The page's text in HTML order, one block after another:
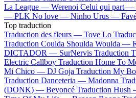
La League — Werenoi Celui qui part —
— PLK No love — Ninho Urus —
Top traduction
Traduction des fleurs — Tove Lo
Traduction Coulda Shoulda Woulda —
DICTADOR — SurNervis Traduction
Electric Callboy Traduction Home To
Mi Chico — DJ Goja Traduction My
Traduction Danceteria — Madonna
(DONK) — Beyoncé Traduction Hush